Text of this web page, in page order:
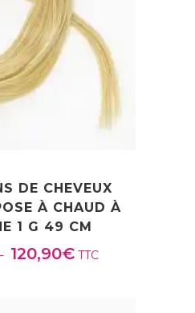
DE CHEVEUX
À CHAUD À
1 G 49 CM
120,90€Plage
TTC